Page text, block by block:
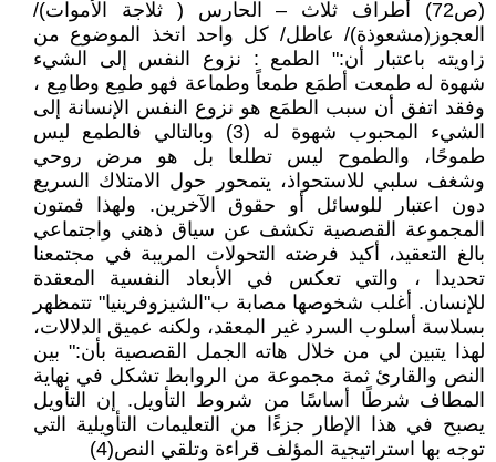
(ص72) أطراف ثلاث – الحارس ( ثلاجة الأموات)/
العجوز(مشعوذة)/ عاطل/ كل واحد اتخذ الموضوع من
زاويته باعتبار أن:" الطمع : نزوع النفس إلى الشيء
شهوة له طمعت أطمَع طمعاً وطماعة فهو طمِع وطامِع ،
وفقد اتفق أن سبب الطمَع هو نزوع النفس الإنسانة إلى
الشيء المحبوب شهوة له (3) وبالتالي فالطمع ليس
طموحًا، والطموح ليس تطلعا بل هو مرض روحي
وشغف سلبي للاستحواذ، يتمحور حول الامتلاك السريع
دون اعتبار للوسائل أو حقوق الآخرين. ولهذا فمتون
المجموعة القصصية تكشف عن سياق ذهني واجتماعي
بالغ التعقيد، أكيد فرضته التحولات المريبة في مجتمعنا
تحديدا ، والتي تعكس في الأبعاد النفسية المعقدة
للإنسان. أغلب شخوصها مصابة ب"الشيزوفرينيا" تتمظهر
بسلاسة أسلوب السرد غير المعقد، ولكنه عميق الدلالات،
لهذا يتبين لي من خلال هاته الجمل القصصية بأن:" بين
النص والقارئ ثمة مجموعة من الروابط تشكل في نهاية
المطاف شرطًا أساسًا من شروط التأويل. إن التأويل
يصبح في هذا الإطار جزءًا من التعليمات التأويلية التي
توجه بها استراتيجية المؤلف قراءة وتلقي النص(4)